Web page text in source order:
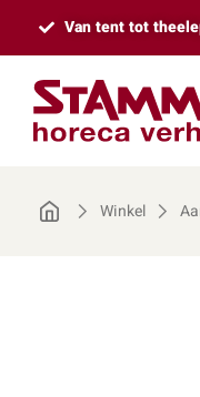
Van tent tot
Winkel